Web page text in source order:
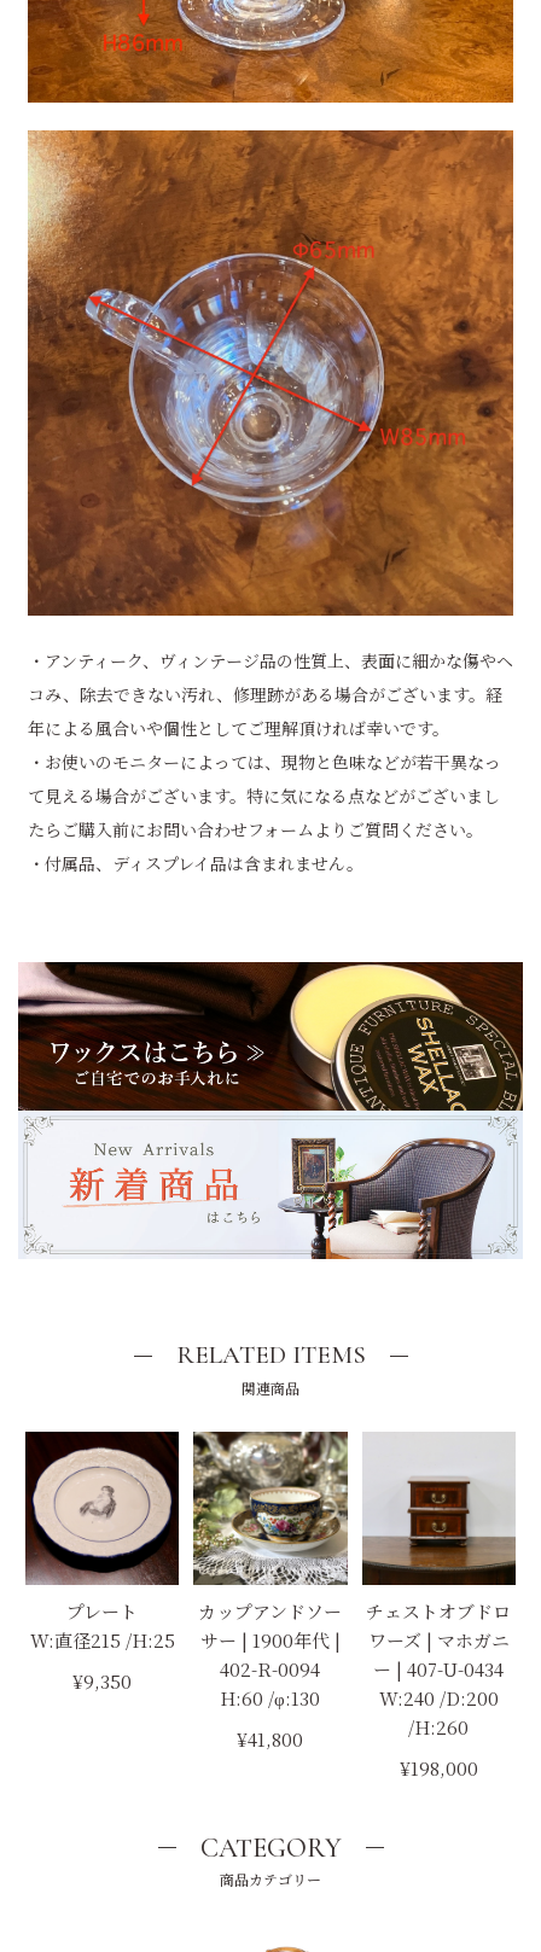
・アンティーク、ヴィンテージ品の性質上、表面に細かな傷やヘ
コみ、除去できない汚れ、修理跡がある場合がございます。経
年による風合いや個性としてご理解頂ければ幸いです。
・お使いのモニターによっては、現物と色味などが若干異なっ
て見える場合がございます。特に気になる点などがございまし
たらご購入前にお問い合わせフォームよりご質問ください。
・付属品、ディスプレイ品は含まれません。
RELATED ITEMS
関連商品
プレート
W:直径215 /H:25
¥9,350
カップアンドソー
サー | 1900年代 |
402-R-0094
H:60 /φ:130
¥41,800
チェストオブドロ
ワーズ | マホガニ
ー | 407-U-0434
W:240 /D:200
/H:260
¥198,000
CATEGORY
商品カテゴリー